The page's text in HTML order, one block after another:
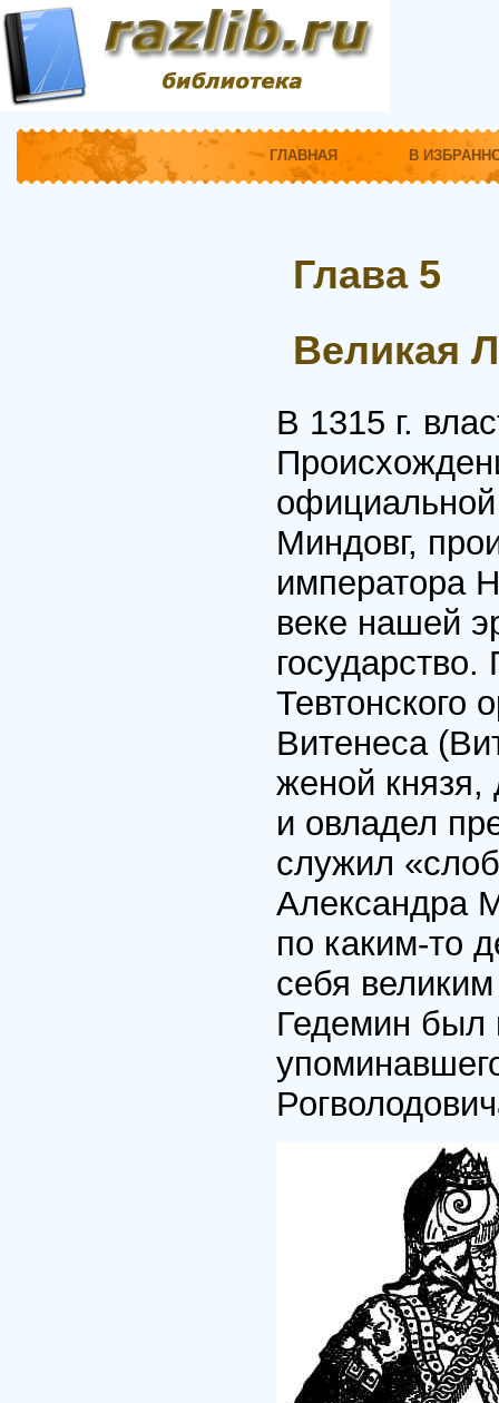
ГЛАВНАЯ В
Глава 5
Великая
В 1315 г.
официальной
Миндовг,
императора
веке нашей
Тевтонского
Витенеса
женой князя,
и овладел
служил
Александра
по каким-то
себя
Гедемин был